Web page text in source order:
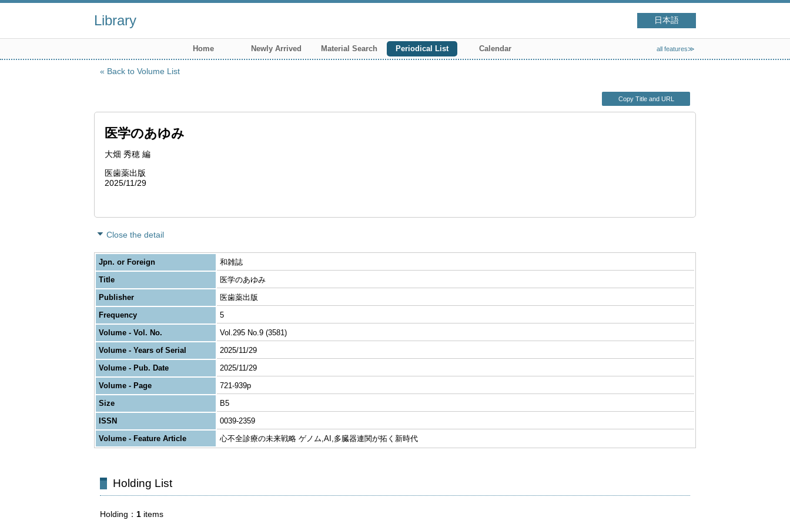
Library 日本語
Home Newly Arrived Material Search Periodical List Calendar all features≫
Back to Volume List
Copy Title and URL
医学のあゆみ
大畑 秀穂 編
医歯薬出版
2025/11/29
Close the detail
Jpn. or Foreign
和雑誌
Title
医学のあゆみ
Publisher
医歯薬出版
Frequency
5
Volume - Vol. No.
Vol.295 No.9 (3581)
Volume - Years of Serial
2025/11/29
Volume - Pub. Date
2025/11/29
Volume - Page
721-939p
Size
B5
ISSN
0039-2359
Volume - Feature Article
心不全診療の未来戦略 ゲノム,AI,多臓器連関が拓く新時代
Holding List
Holding 1 items